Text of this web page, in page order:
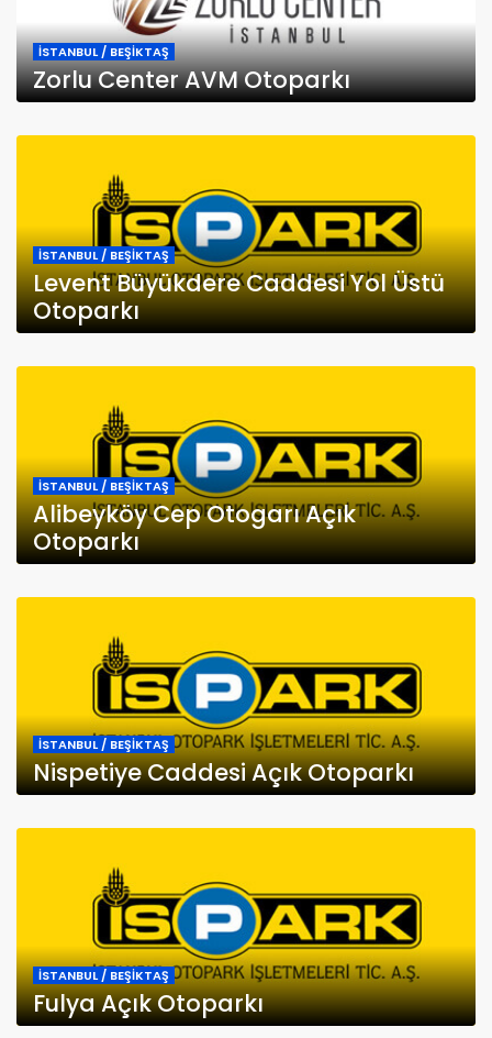
İSTANBUL / BEŞİKTAŞ
Zorlu Center AVM Otoparkı
İSTANBUL / BEŞİKTAŞ
Levent Büyükdere Caddesi Yol Üstü
Otoparkı
İSTANBUL / BEŞİKTAŞ
Alibeyköy Cep Otogarı Açık
Otoparkı
İSTANBUL / BEŞİKTAŞ
Nispetiye Caddesi Açık Otoparkı
İSTANBUL / BEŞİKTAŞ
Fulya Açık Otoparkı